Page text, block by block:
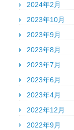
2024年2月
2023年10月
2023年9月
2023年8月
2023年7月
2023年6月
2023年4月
2022年12月
2022年9月